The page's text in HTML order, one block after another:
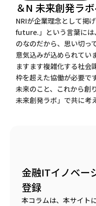
＆N 未来創発ラ
NRIが企業理念として掲
future.」という言葉には
のなのだから、思い切っ
意気込みが込められてい
ますます複雑化する社会
枠を超えた協働が必要です
未来のこと、これから創
未来創発ラボ」で共に考
金融ITイノベー
登録
本コラムは、本サイト